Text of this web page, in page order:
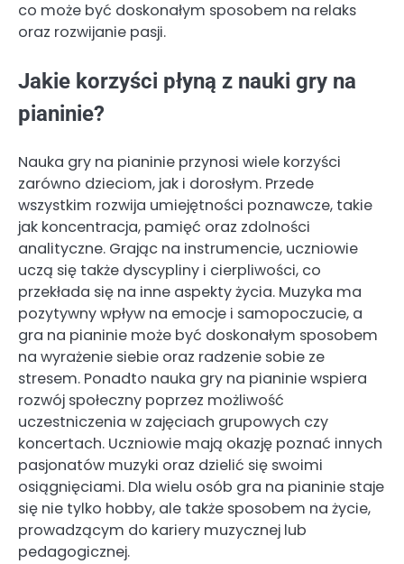
co może być doskonałym sposobem na relaks
oraz rozwijanie pasji.
Jakie korzyści płyną z nauki gry na
pianinie?
Nauka gry na pianinie przynosi wiele korzyści
zarówno dzieciom, jak i dorosłym. Przede
wszystkim rozwija umiejętności poznawcze, takie
jak koncentracja, pamięć oraz zdolności
analityczne. Grając na instrumencie, uczniowie
uczą się także dyscypliny i cierpliwości, co
przekłada się na inne aspekty życia. Muzyka ma
pozytywny wpływ na emocje i samopoczucie, a
gra na pianinie może być doskonałym sposobem
na wyrażenie siebie oraz radzenie sobie ze
stresem. Ponadto nauka gry na pianinie wspiera
rozwój społeczny poprzez możliwość
uczestniczenia w zajęciach grupowych czy
koncertach. Uczniowie mają okazję poznać innych
pasjonatów muzyki oraz dzielić się swoimi
osiągnięciami. Dla wielu osób gra na pianinie staje
się nie tylko hobby, ale także sposobem na życie,
prowadzącym do kariery muzycznej lub
pedagogicznej.